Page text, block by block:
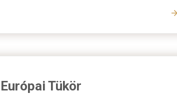
Európai Tükör